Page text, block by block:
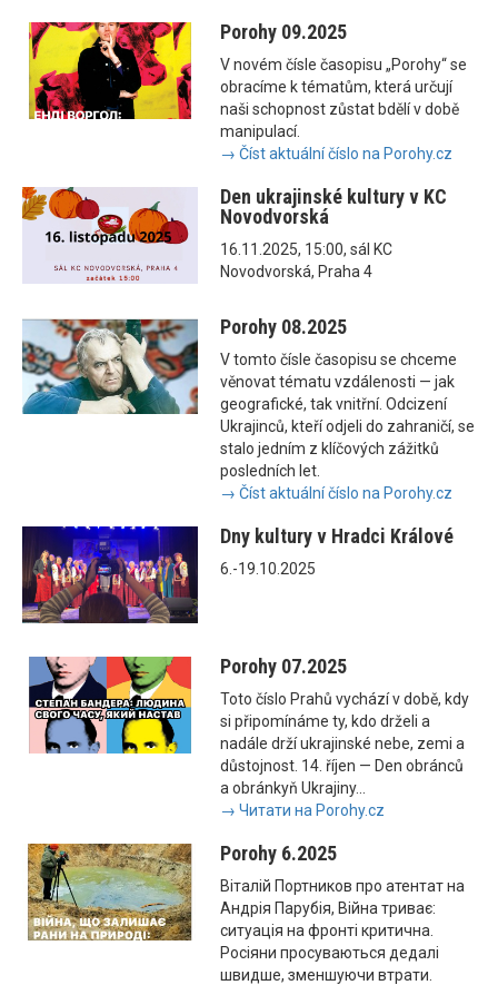
Porohy 09.2025
V novém čísle časopisu „Porohy“ se
obracíme k tématům, která určují
naši schopnost zůstat bdělí v době
manipulací.
→ Číst aktuální číslo na Porohy.cz
Den ukrajinské kultury v KC
Novodvorská
16.11.2025, 15:00, sál KC
Novodvorská, Praha 4
Porohy 08.2025
V tomto čísle časopisu se chceme
věnovat tématu vzdálenosti — jak
geografické, tak vnitřní. Odcizení
Ukrajinců, kteří odjeli do zahraničí, se
stalo jedním z klíčových zážitků
posledních let.
→ Číst aktuální číslo na Porohy.cz
Dny kultury v Hradci Králové
6.-19.10.2025
Porohy 07.2025
Toto číslo Prahů vychází v době, kdy
si připomínáme ty, kdo drželi a
nadále drží ukrajinské nebe, zemi a
důstojnost. 14. říjen — Den obránců
a obránkyň Ukrajiny...
→ Читати на Porohy.cz
Porohy 6.2025
Віталій Портников про атентат на
Андрія Парубія, Війна триває:
ситуація на фронті критична.
Росіяни просуваються дедалі
швидше, зменшуючи втрати.